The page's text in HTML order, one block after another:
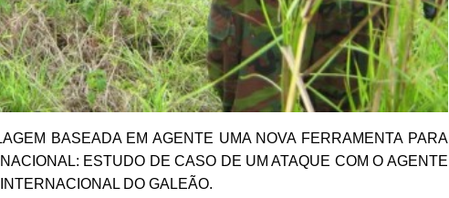
BASEADA EM AGENTE UMA NOVA FERRAMENTA PARA
ESTUDO DE CASO DE UM ATAQUE COM O AGENTE
DO GALEÃO.